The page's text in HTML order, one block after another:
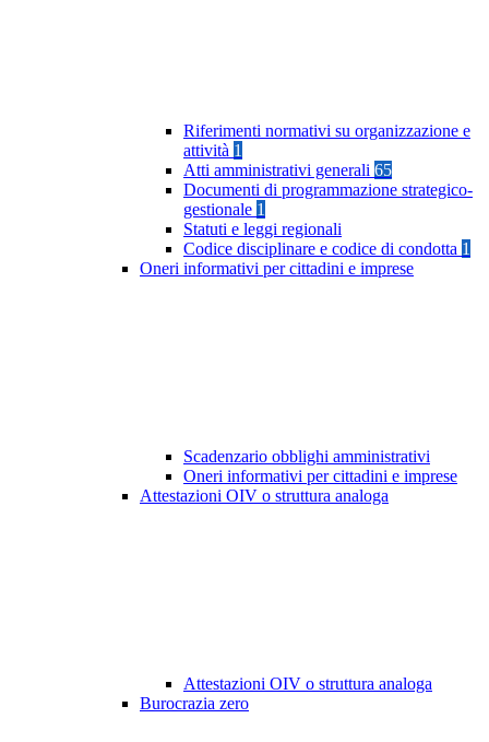
Riferimenti normativi su organizzazione e
attività 1
Atti amministrativi generali 65
Documenti di programmazione strategico-
gestionale 1
Statuti e leggi regionali
Codice disciplinare e codice di condotta 1
Oneri informativi per cittadini e imprese
Scadenzario obblighi amministrativi
Oneri informativi per cittadini e imprese
Attestazioni OIV o struttura analoga
Attestazioni OIV o struttura analoga
Burocrazia zero